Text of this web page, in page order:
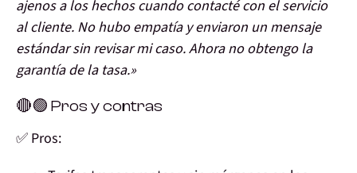
ajenos a los hechos cuando contacté con el servicio
al cliente. No hubo empatía y enviaron un mensaje
estándar sin revisar mi caso. Ahora no obtengo la
garantía de la tasa.»
🔴🟢 Pros y contras
✅ Pros: